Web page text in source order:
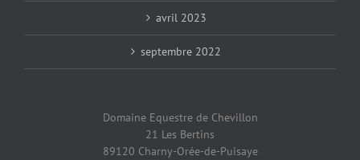
avril 2023
septembre 2022
Domaine Equestre de Chevillon
21 Les Bertins
89120 Charny-Orée-de-Puisaye